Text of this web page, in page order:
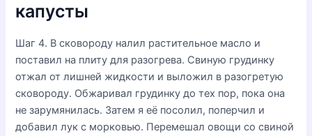
капусты
Шаг 4. В сковороду налил растительное масло и
поставил на плиту для разогрева. Свиную грудинку
отжал от лишней жидкости и выложил в разогретую
сковороду. Обжаривал грудинку до тех пор, пока она
не зарумянилась. Затем я её посолил, поперчил и
добавил лук с морковью. Перемешал овощи со свиной